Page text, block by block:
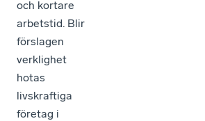
och kortare
arbetstid. Blir
förslagen
verklighet
hotas
livskraftiga
företag i